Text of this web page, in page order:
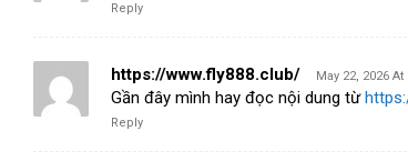
Reply
https://www.fly888.club/ May 22, 2026
Gần đây mình hay đọc nội dung từ
Reply